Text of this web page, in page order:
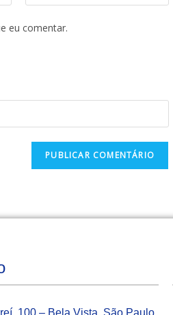
eu comentar.
100 – Bela Vista, São Paulo